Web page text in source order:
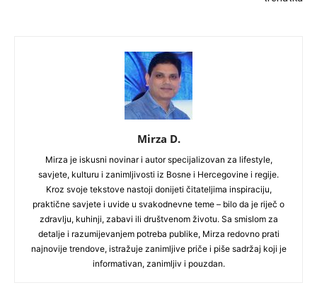
Mirza D.
Mirza je iskusni novinar i autor specijalizovan za lifestyle,
savjete, kulturu i zanimljivosti iz Bosne i Hercegovine i regije.
Kroz svoje tekstove nastoji donijeti čitateljima inspiraciju,
praktične savjete i uvide u svakodnevne teme – bilo da je riječ o
zdravlju, kuhinji, zabavi ili društvenom životu. Sa smislom za
detalje i razumijevanjem potreba publike, Mirza redovno prati
najnovije trendove, istražuje zanimljive priče i piše sadržaj koji je
informativan, zanimljiv i pouzdan.